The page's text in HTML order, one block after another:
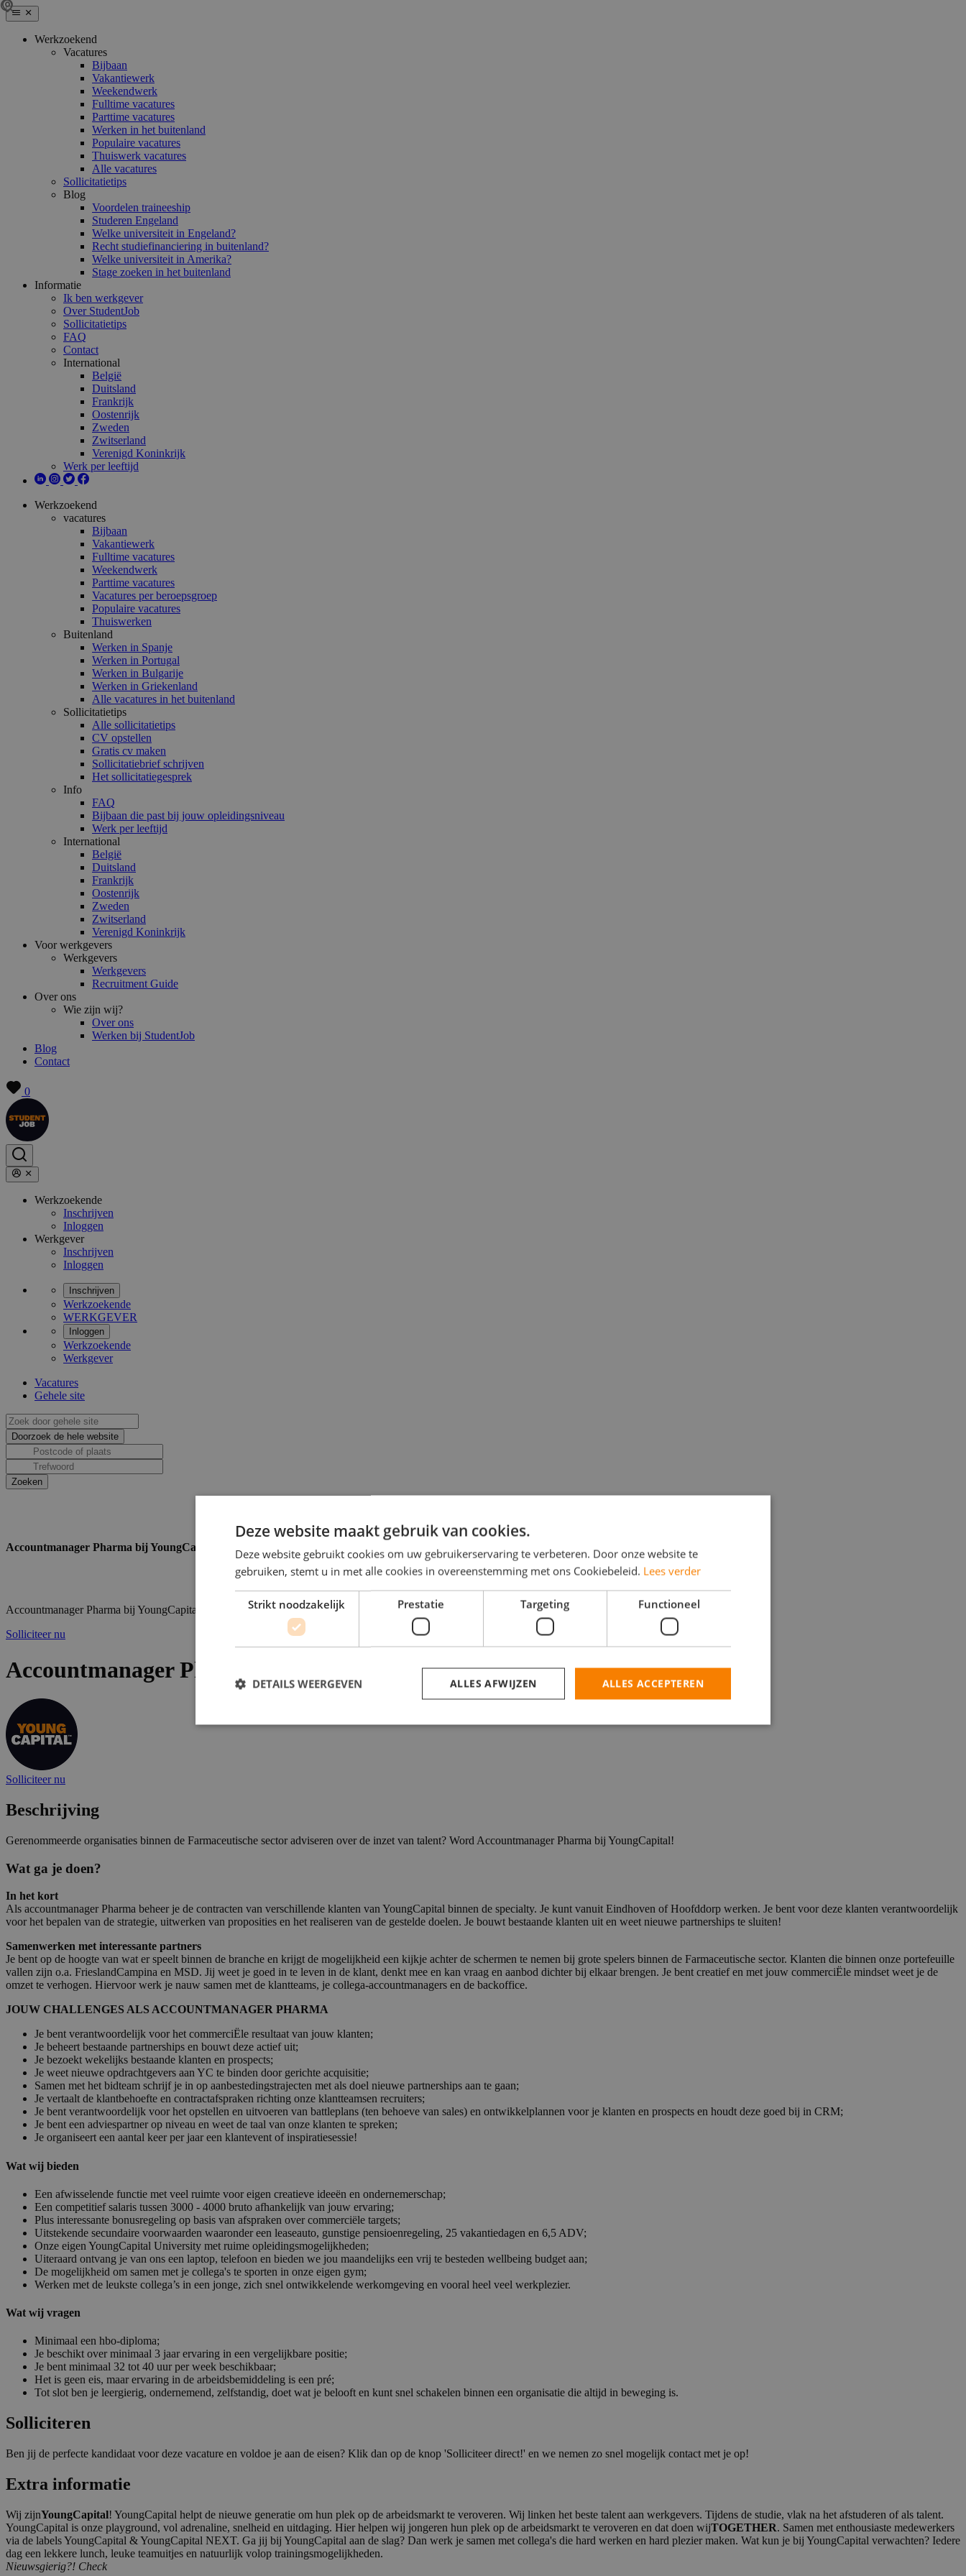
Werkzoekend
Vacatures
Bijbaan
Vakantiewerk
Weekendwerk
Fulltime vacatures
Parttime vacatures
Werken in het buitenland
Populaire vacatures
Thuiswerk vacatures
Alle vacatures
Sollicitatietips
Blog
Voordelen traineeship
Studeren Engeland
Welke universiteit in Engeland?
Recht studiefinanciering in buitenland?
Welke universiteit in Amerika?
Stage zoeken in het buitenland
Informatie
Ik ben werkgever
Over StudentJob
Sollicitatietips
FAQ
Contact
International
België
Duitsland
Frankrijk
Oostenrijk
Zweden
Zwitserland
Verenigd Koninkrijk
Werk per leeftijd
Werkzoekend
vacatures
Bijbaan
Vakantiewerk
Fulltime vacatures
Weekendwerk
Parttime vacatures
Vacatures per beroepsgroep
Populaire vacatures
Thuiswerken
Buitenland
Werken in Spanje
Werken in Portugal
Werken in Bulgarije
Werken in Griekenland
Alle vacatures in het buitenland
Sollicitatietips
Alle sollicitatietips
CV opstellen
Gratis cv maken
Sollicitatiebrief schrijven
Het sollicitatiegesprek
Info
FAQ
Bijbaan die past bij jouw opleidingsniveau
Werk per leeftijd
International
België
Duitsland
Frankrijk
Oostenrijk
Zweden
Zwitserland
Verenigd Koninkrijk
Voor werkgevers
Werkgevers
Werkgevers
Recruitment Guide
Over ons
Wie zijn wij?
Over ons
Werken bij StudentJob
Blog
Contact
0
Werkzoekende
Inschrijven
Inloggen
Werkgever
Inschrijven
Inloggen
Inschrijven
Werkzoekende
WERKGEVER
Inloggen
Werkzoekende
Werkgever
Vacatures
Gehele site
Accountmanager Pharma bij YoungCapital
Accountmanager Pharma bij YoungCapital
Solliciteer nu
Accountmanager Pharma bij YoungCapital
Solliciteer nu
Beschrijving
Gerenommeerde organisaties binnen de Farmaceutische sector adviseren over de inzet van talent? Word Accountmanager Pharma bij YoungCapital!
Wat ga je doen?
In het kort
Als accountmanager Pharma beheer je de contracten van verschillende klanten van YoungCapital binnen de specialty. Je kunt vanuit Eindhoven of Hoofddorp werken. Je bent voor deze klanten verantwoordelijk
voor het bepalen van de strategie, uitwerken van proposities en het realiseren van de gestelde doelen. Je bouwt bestaande klanten uit en weet nieuwe partnerships te sluiten!
Samenwerken met interessante partners
Je bent op de hoogte van wat er speelt binnen de branche en krijgt de mogelijkheid een kijkje achter de schermen te nemen bij grote spelers binnen de Farmaceutische sector. Klanten die binnen onze portefeuille
vallen zijn o.a. FrieslandCampina en MSD. Jij weet je goed in te leven in de klant, denkt mee en kan vraag en aanbod dichter bij elkaar brengen. Je bent creatief en met jouw commerciËle mindset weet je de
omzet te verhogen. Hiervoor werk je nauw samen met de klantteams, je collega-accountmanagers en de backoffice.
JOUW CHALLENGES ALS ACCOUNTMANAGER PHARMA
Je bent verantwoordelijk voor het commerciËle resultaat van jouw klanten;
Je beheert bestaande partnerships en bouwt deze actief uit;
Je bezoekt wekelijks bestaande klanten en prospects;
Je weet nieuwe opdrachtgevers aan YC te binden door gerichte acquisitie;
Samen met het bidteam schrijf je in op aanbestedingstrajecten met als doel nieuwe partnerships aan te gaan;
Je vertaalt de klantbehoefte en contractafspraken richting onze klantteamsen recruiters;
Je bent verantwoordelijk voor het opstellen en uitvoeren van battleplans (ten behoeve van sales) en ontwikkelplannen voor je klanten en prospects en houdt deze goed bij in CRM;
Je bent een adviespartner op niveau en weet de taal van onze klanten te spreken;
Je organiseert een aantal keer per jaar een klantevent of inspiratiesessie!
Wat wij bieden
Een afwisselende functie met veel ruimte voor eigen creatieve ideeën en ondernemerschap;
Een competitief salaris tussen 3000 - 4000 bruto afhankelijk van jouw ervaring;
Plus interessante bonusregeling op basis van afspraken over commerciële targets;
Uitstekende secundaire voorwaarden waaronder een leaseauto, gunstige pensioenregeling, 25 vakantiedagen en 6,5 ADV;
Onze eigen YoungCapital University met ruime opleidingsmogelijkheden;
Uiteraard ontvang je van ons een laptop, telefoon en bieden we jou maandelijks een vrij te besteden wellbeing budget aan;
De mogelijkheid om samen met je collega's te sporten in onze eigen gym;
Werken met de leukste collega’s in een jonge, zich snel ontwikkelende werkomgeving en vooral heel veel werkplezier.
Wat wij vragen
Minimaal een hbo-diploma;
Je beschikt over minimaal 3 jaar ervaring in een vergelijkbare positie;
Je bent minimaal 32 tot 40 uur per week beschikbaar;
Het is geen eis, maar ervaring in de arbeidsbemiddeling is een pré;
Tot slot ben je leergierig, ondernemend, zelfstandig, doet wat je belooft en kunt snel schakelen binnen een organisatie die altijd in beweging is.
Solliciteren
Ben jij de perfecte kandidaat voor deze vacature en voldoe je aan de eisen? Klik dan op de knop 'Solliciteer direct!' en we nemen zo snel mogelijk contact met je op!
Extra informatie
Wij zijnYoungCapital! YoungCapital helpt de nieuwe generatie om hun plek op de arbeidsmarkt te veroveren. Wij linken het beste talent aan werkgevers. Tijdens de studie, vlak na het afstuderen of als talent. ​
YoungCapital is onze playground, vol adrenaline, snelheid en uitdaging. Hier helpen wij jongeren hun plek op de arbeidsmarkt te veroveren en dat doen wijTOGETHER. Samen met enthousiaste medewerkers
via de labels YoungCapital & YoungCapital NEXT. Ga jij bij YoungCapital aan de slag? Dan werk je samen met collega's die hard werken en hard plezier maken. Wat kun je bij YoungCapital verwachten? Iedere
dag een lekkere lunch, leuke teamuitjes en natuurlijk volop trainingsmogelijkheden.
Nieuwsgierig?! Check
Deze website maakt gebruik van cookies.
Deze website gebruikt cookies om uw gebruikerservaring te verbeteren. Door onze website te
gebruiken, stemt u in met alle cookies in overeenstemming met ons Cookiebeleid. Lees verder
Strikt noodzakelijk Prestatie Targeting Functioneel
ALLES ACCEPTEREN
ALLES AFWIJZEN
DETAILS WEERGEVEN